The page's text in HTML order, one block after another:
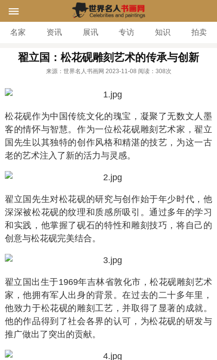
名家 资讯 展讯 专访 知识 拍卖
翟立国：松花砚雕刻艺术的传承与创新
来源：世界名人书画网 2023-11-08 阅读： 308次
松花砚作为中国传统文化的瑰宝，凝聚了无数文人墨
客的情怀与智慧。作为一位松花砚雕刻艺术家，翟立
国先生以其独特的创作风格和精湛的技艺，为这一古
老的艺术注入了新的活力与灵感。
翟立国先生对松花砚的研究与创作始于年少时代，他
深深被松花砚的纹理和质感所吸引。通过多年的学习
和实践，他掌握了砚石的特性和雕刻技巧，将自己的
创意与松花砚完美结合。
翟立国出生于1969年吉林省敦化市，松花砚雕刻艺术
家，他拥有军人出身的背景。在过去的二十多年里，
他致力于松花砚的雕刻工艺，并取得了显著的成就。
他的作品得到了社会各界的认可，为松花砚的研发与
推广做出了突出的贡献。